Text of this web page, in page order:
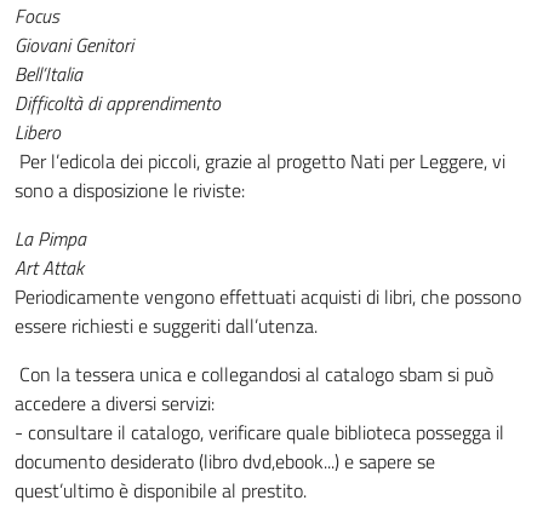
Focus
Giovani Genitori
Bell’Italia
Difficoltà di apprendimento
Libero
Per l’edicola dei piccoli, grazie al progetto Nati per Leggere, vi
sono a disposizione le riviste:
La Pimpa
Art Attak
Periodicamente vengono effettuati acquisti di libri, che possono
essere richiesti e suggeriti dall’utenza.
Con la tessera unica e collegandosi al catalogo sbam si può
accedere a diversi servizi:
- consultare il catalogo, verificare quale biblioteca possegga il
documento desiderato (libro dvd,ebook...) e sapere se
quest’ultimo è disponibile al prestito.